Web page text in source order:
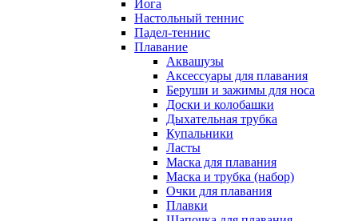
Йога
Настольный теннис
Падел-теннис
Плавание
Аквашузы
Аксессуары для плавания
Беруши и зажимы для носа
Доски и колобашки
Дыхательная трубка
Купальники
Ласты
Маска для плавания
Маска и трубка (набор)
Очки для плавания
Плавки